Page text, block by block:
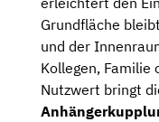
Grundfläche
und der
Kollegen, Familie
Nutzwert bringt